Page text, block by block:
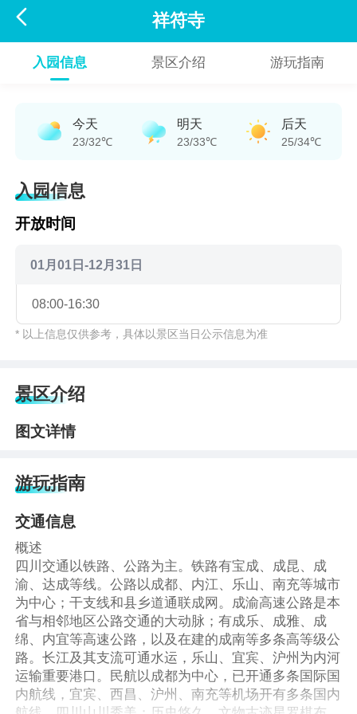
 祥符寺
入园信息 景区介绍 游玩指南
今天
23/32℃
明天
23/33℃
后天
25/34℃
入园信息
开放时间
01月01日-12月31日
08:00-16:30
* 以上信息仅供参考，具体以景区当日公示信息为准
景区介绍
图文详情
游玩指南
交通信息
概述
四川交通以铁路、公路为主。铁路有宝成、成昆、成
渝、达成等线。公路以成都、内江、乐山、南充等城市
为中心；干支线和县乡道通联成网。成渝高速公路是本
省与相邻地区公路交通的大动脉；有成乐、成雅、成
绵、内宜等高速公路，以及在建的成南等多条高等级公
路。长江及其支流可通水运，乐山、宜宾、沪州为内河
运输重要港口。民航以成都为中心，已开通多条国际国
内航线，宜宾、西昌、沪州、南充等机场开有多条国内